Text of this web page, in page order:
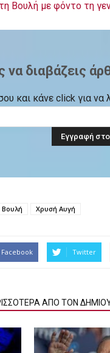
Βουλή με φόντο τη
να διαβάζεις
και κάνε click για
Βουλή Χρυσή Αυγή
Facebook Twitter
ΑΠΟ ΤΟΝ